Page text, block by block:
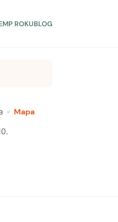
ROKUBLOG
Mapa